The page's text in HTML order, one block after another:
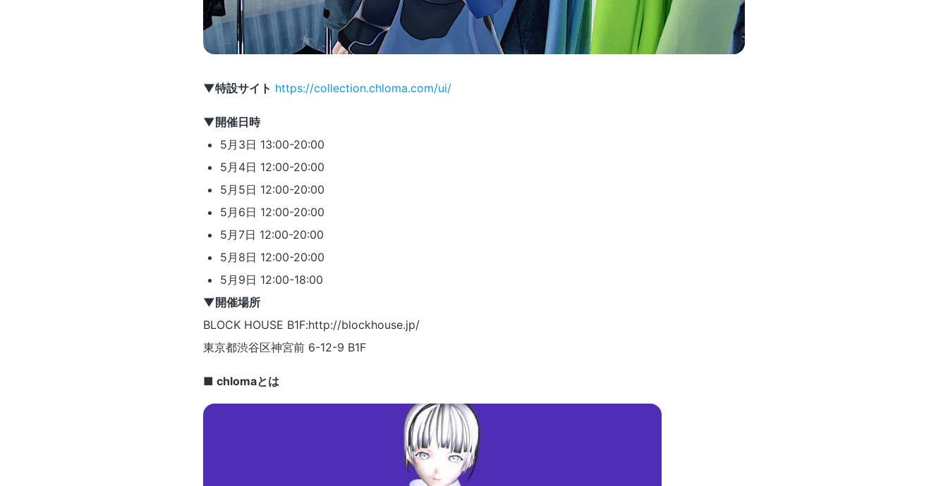
▼特設サイト https://collection.chloma.com/ui/
▼開催日時
5月3日 13:00-20:00
5月4日 12:00-20:00
5月5日 12:00-20:00
5月6日 12:00-20:00
5月7日 12:00-20:00
5月8日 12:00-20:00
5月9日 12:00-18:00
▼開催場所
BLOCK HOUSE B1F:http://blockhouse.jp/
東京都渋谷区神宮前 6-12-9 B1F
■ chlomaとは